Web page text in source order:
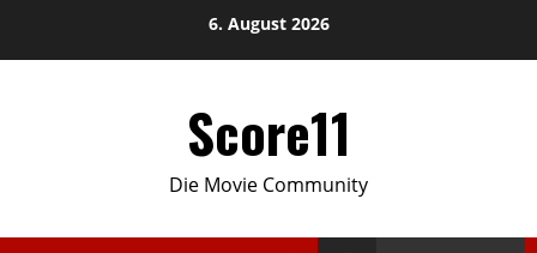
6. August 2026
Score11
Die Movie Community